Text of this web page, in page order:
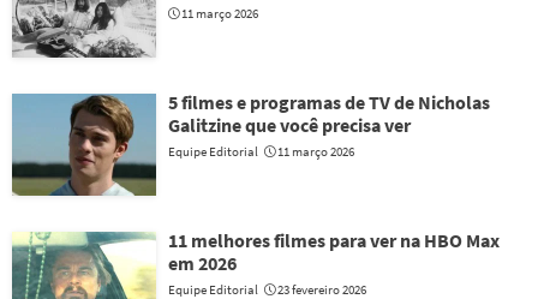
11 março 2026
5 filmes e programas de TV de Nicholas
Galitzine que você precisa ver
Equipe Editorial 11 março 2026
11 melhores filmes para ver na HBO Max
em 2026
Equipe Editorial 23 fevereiro 2026